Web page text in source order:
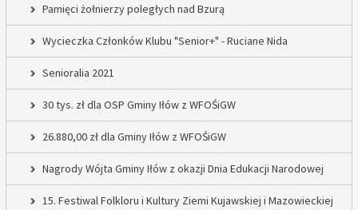
Pamięci żołnierzy poległych nad Bzurą
Wycieczka Członków Klubu "Senior+" - Ruciane Nida
Senioralia 2021
30 tys. zł dla OSP Gminy Iłów z WFOŚiGW
26.880,00 zł dla Gminy Iłów z WFOŚiGW
Nagrody Wójta Gminy Iłów z okazji Dnia Edukacji Narodowej
15. Festiwal Folkloru i Kultury Ziemi Kujawskiej i Mazowieckiej